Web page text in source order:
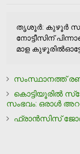
തൃശൂര്‍: കുഴൂര്‍
നോട്ടീസിന്
മാള
സംസ്ഥാനത്ത്
കൊട്ടിയൂരില്‍
സംഭവം: ഒരാള്‍
ഫ്രാന്‍സിസ്